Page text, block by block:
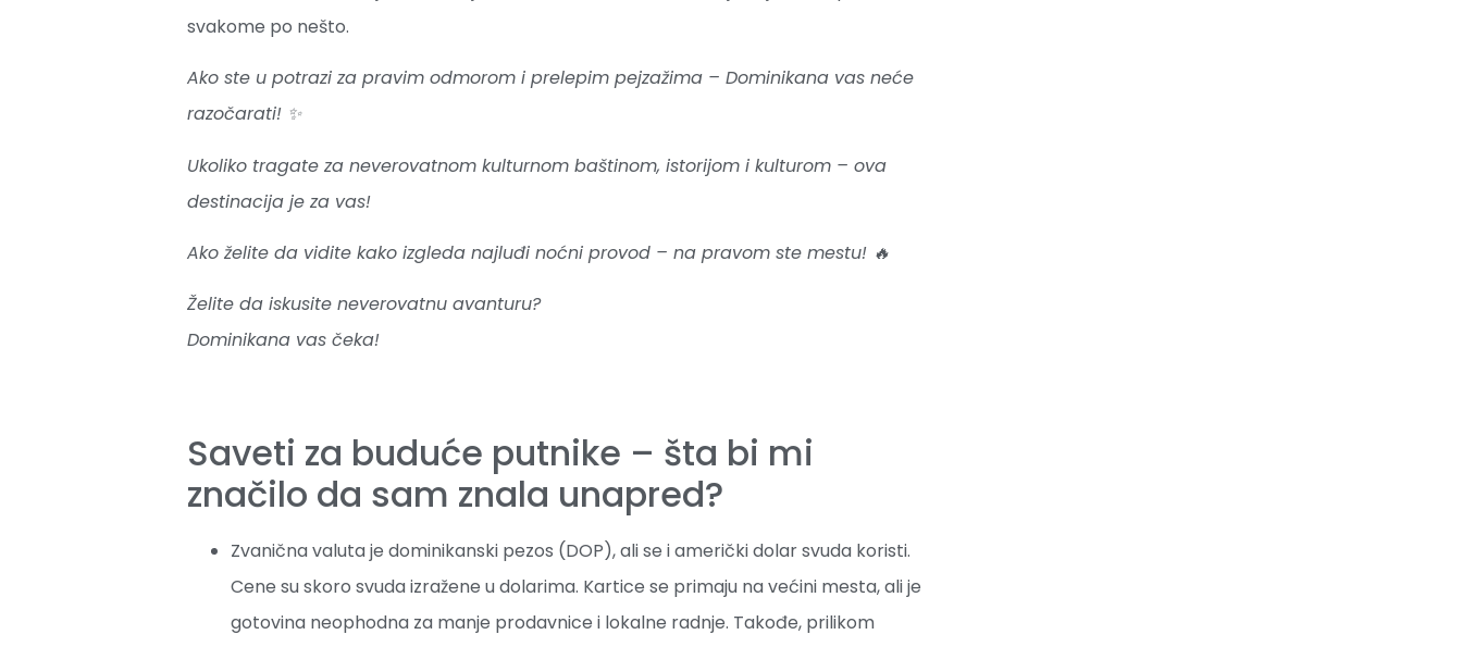
svakome po nešto.
Ako ste u potrazi za pravim odmorom i prelepim pejzažima – Dominikana vas neće
razočarati! ✨
Ukoliko tragate za neverovatnom kulturnom baštinom, istorijom i kulturom – ova
destinacija je za vas!
Ako želite da vidite kako izgleda najluđi noćni provod – na pravom ste mestu! 🔥
Želite da iskusite neverovatnu avanturu?
Dominikana vas čeka!
Saveti za buduće putnike – šta bi mi
značilo da sam znala unapred?
Zvanična valuta je dominikanski pezos (DOP), ali se i američki dolar svuda koristi.
Cene su skoro svuda izražene u dolarima. Kartice se primaju na većini mesta, ali je
gotovina neophodna za manje prodavnice i lokalne radnje. Takođe, prilikom